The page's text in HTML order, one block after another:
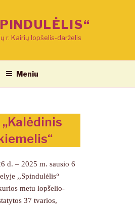
r. Kairių lopšelis-darželis
Meniu
d. – 2025 m. sausio 6
,,Spindulėlis“
metu lopšelio-
37 tvarios,